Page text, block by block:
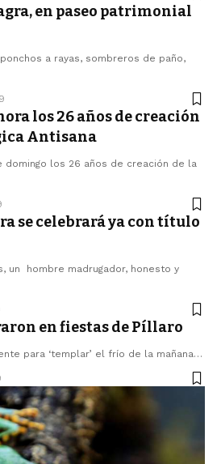
en paseo patrimonial
a rayas, sombreros de paño,
los 26 años de creación
Antisana
domingo los 26 años de creación de la
se celebrará ya con título
un hombre madrugador, honesto y
en fiestas de Píllaro
para ‘templar’ el frío de la mañana…